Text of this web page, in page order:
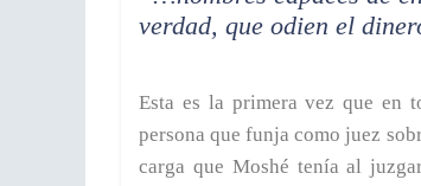
verdad, que odien el
Esta es la primera vez que en
persona que funja como juez
carga que Moshé tenía al